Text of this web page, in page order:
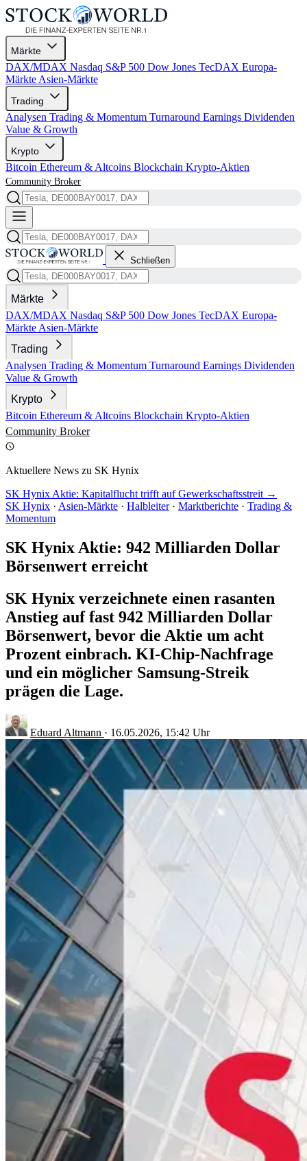
Märkte
DAX/MDAX Nasdaq S&P 500 Dow Jones TecDAX Europa-
Märkte Asien-Märkte
Trading
Analysen Trading & Momentum Turnaround Earnings Dividenden
Value & Growth
Krypto
Bitcoin Ethereum & Altcoins Blockchain Krypto-Aktien
Community Broker
Schließen
Märkte
DAX/MDAX Nasdaq S&P 500 Dow Jones TecDAX Europa-
Märkte Asien-Märkte
Trading
Analysen Trading & Momentum Turnaround Earnings Dividenden
Value & Growth
Krypto
Bitcoin Ethereum & Altcoins Blockchain Krypto-Aktien
Community Broker
Aktuellere News zu SK Hynix
SK Hynix Aktie: Kapitalflucht trifft auf Gewerkschaftsstreit →
SK Hynix · Asien-Märkte · Halbleiter · Marktberichte · Trading &
Momentum
SK Hynix Aktie: 942 Milliarden Dollar
Börsenwert erreicht
SK Hynix verzeichnete einen rasanten
Anstieg auf fast 942 Milliarden Dollar
Börsenwert, bevor die Aktie um acht
Prozent einbrach. KI-Chip-Nachfrage
und ein möglicher Samsung-Streik
prägen die Lage.
Eduard Altmann · 16.05.2026, 15:42 Uhr